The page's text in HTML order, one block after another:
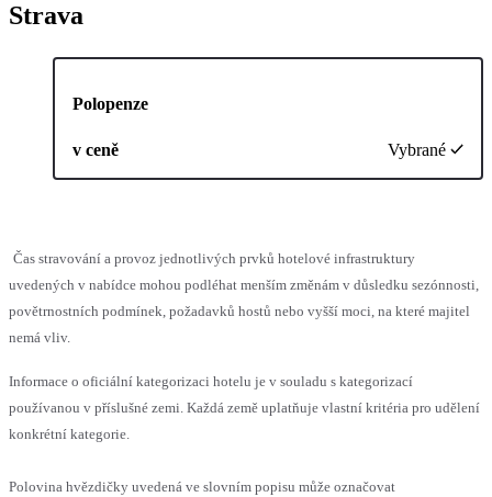
Strava
Polopenze
v ceně Vybrané
Čas stravování a provoz jednotlivých prvků hotelové infrastruktury
uvedených v nabídce mohou podléhat menším změnám v důsledku sezónnosti,
povětrnostních podmínek, požadavků hostů nebo vyšší moci, na které majitel
nemá vliv.
Informace o oficiální kategorizaci hotelu je v souladu s kategorizací
používanou v příslušné zemi. Každá země uplatňuje vlastní kritéria pro udělení
konkrétní kategorie.
Polovina hvězdičky uvedená ve slovním popisu může označovat